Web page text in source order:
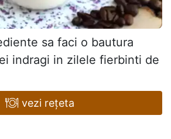
sa faci o bautura
indragi in zilele fierbinti de
vezi rețeta